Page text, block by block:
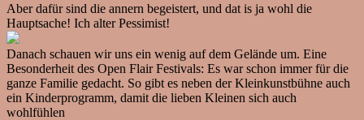
Aber dafür sind die annern begeistert, und dat is ja wohl die
Hauptsache! Ich alter Pessimist!
Danach schauen wir uns ein wenig auf dem Gelände um. Eine
Besonderheit des Open Flair Festivals: Es war schon immer für die
ganze Familie gedacht. So gibt es neben der Kleinkunstbühne auch
ein Kinderprogramm, damit die lieben Kleinen sich auch
wohlfühlen